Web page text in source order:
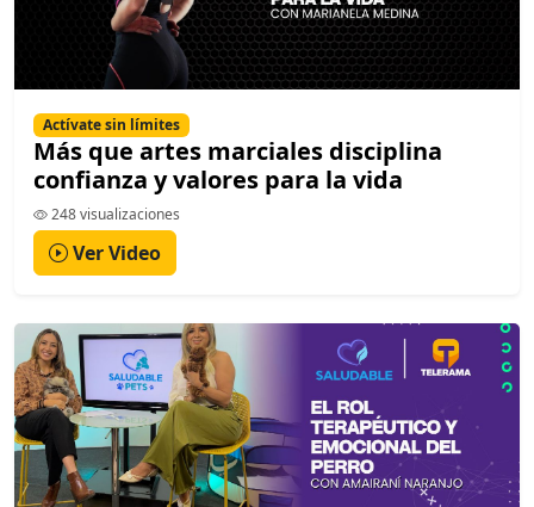
Actívate sin límites
Más que artes marciales disciplina
confianza y valores para la vida
248 visualizaciones
Ver Video